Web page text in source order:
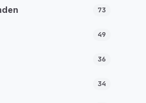
73
49
36
34